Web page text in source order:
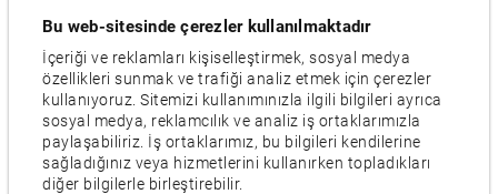
Bu web-sitesinde çerezler kullanılmaktadır
İçeriği ve reklamları kişiselleştirmek, sosyal medya
özellikleri sunmak ve trafiği analiz etmek için çerezler
kullanıyoruz. Sitemizi kullanımınızla ilgili bilgileri ayrıca
sosyal medya, reklamcılık ve analiz iş ortaklarımızla
paylaşabiliriz. İş ortaklarımız, bu bilgileri kendilerine
sağladığınız veya hizmetlerini kullanırken topladıkları
diğer bilgilerle birleştirebilir.
Motor [kW]
11/7,5 [15/11, 22/18,5]
Özellikler
L,APC